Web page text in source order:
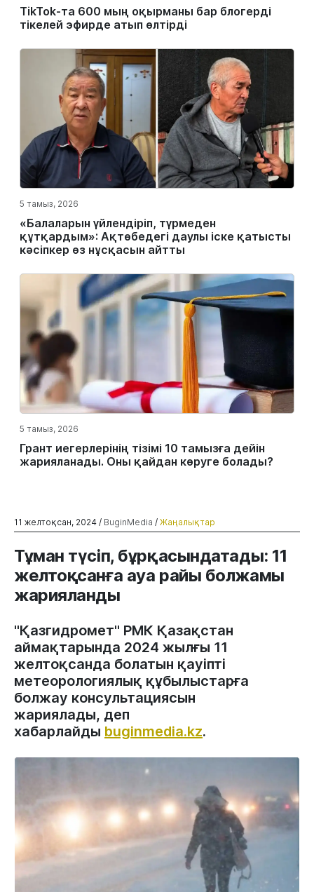
TikTok-та 600 мың оқырманы бар блогерді
тікелей эфирде атып өлтірді
5 тамыз, 2026
«Балаларын үйлендіріп, түрмеден
құтқардым»: Ақтөбедегі даулы іске қатысты
кәсіпкер өз нұсқасын айтты
5 тамыз, 2026
Грант иегерлерінің тізімі 10 тамызға дейін
жарияланады. Оны қайдан көруге болады?
11 желтоқсан, 2024 / BuginMedia / Жаңалықтар
Тұман түсіп, бұрқасындатады: 11
желтоқсанға ауа райы болжамы
жарияланды
"Қазгидромет" РМК Қазақстан
аймақтарында 2024 жылғы 11
желтоқсанда болатын қауіпті
метеорологиялық құбылыстарға
болжау консультациясын
жариялады, деп
хабарлайды buginmedia.kz.